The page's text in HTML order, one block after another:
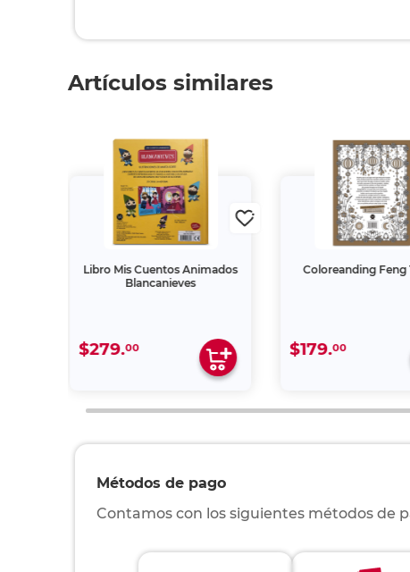
Artículos similares
Libro Mis Cuentos Animados
Blancanieves
$279.00
Coloreanding Feng
$179.00
Métodos de pago
Contamos con los siguientes métodos de